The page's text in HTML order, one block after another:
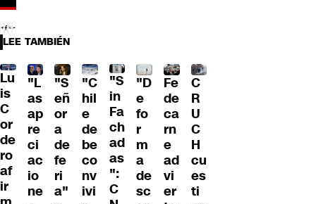
LEE TAMBIÉN
Lu
is
C
or
de
ro
af
ir
"L
as
ap
re
ci
ac
io
ne
"S
eñ
or
a
de
fe
ri
a"
"C
hil
e
de
be
co
nv
ivi
"S
in
Fa
ch
ad
as
":
C
"D
e
fo
r
m
a
de
sc
Fe
de
ca
rn
e
ad
vi
er
C
R
U
C
H
cu
es
ti